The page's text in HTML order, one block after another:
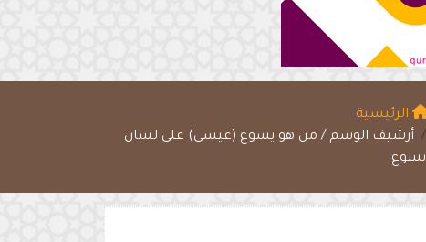
الرئيسية
أرشيف الوسم / من هو يسوع (عيسى) على لسان
يسوع